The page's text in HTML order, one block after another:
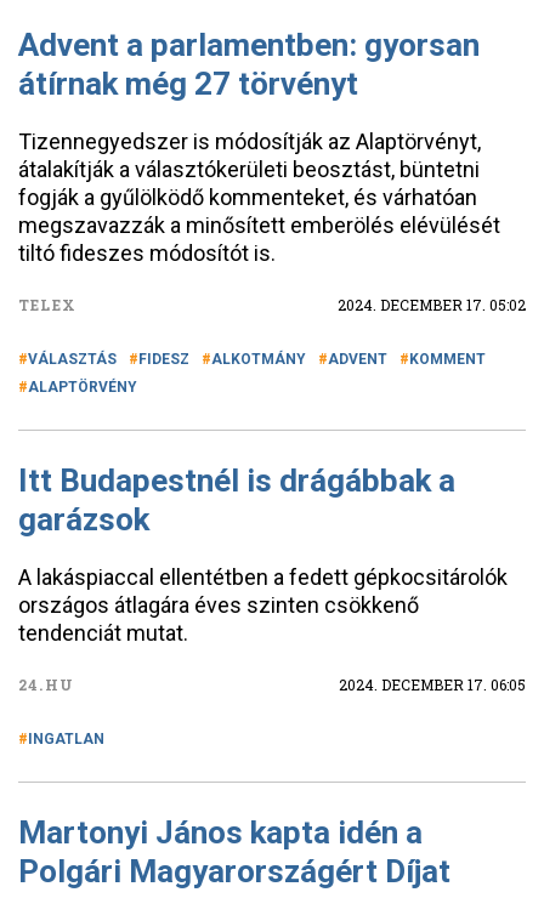
Advent a parlamentben: gyorsan
átírnak még 27 törvényt
Tizennegyedszer is módosítják az Alaptörvényt,
átalakítják a választókerületi beosztást, büntetni
fogják a gyűlölködő kommenteket, és várhatóan
megszavazzák a minősített emberölés elévülését
tiltó fideszes módosítót is.
TELEX 2024. DECEMBER 17. 05:02
VÁLASZTÁS FIDESZ ALKOTMÁNY ADVENT
KOMMENT
ALAPTÖRVÉNY
Itt Budapestnél is drágábbak a
garázsok
A lakáspiaccal ellentétben a fedett gépkocsitárolók
országos átlagára éves szinten csökkenő
tendenciát mutat.
24.HU 2024. DECEMBER 17. 06:05
INGATLAN
Martonyi János kapta idén a
Polgári Magyarországért Díjat